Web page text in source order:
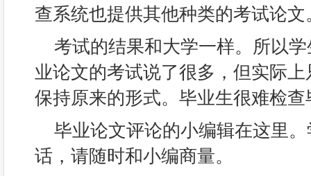
查系统也提供其他种类的考试论文
考试的结果和大学一样。所以
业论文的考试说了很多，但实际
保持原来的形式。毕业生很难检
毕业论文评论的小编辑在这里
话，请随时和小编商量。